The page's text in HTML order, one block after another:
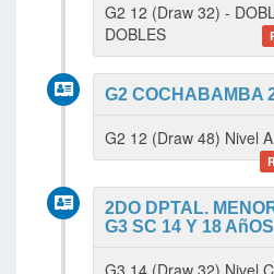
G2 12 (Draw 32) -
DOBLES
G2 COCHABAMBA
G2 12 (Draw 48) Nivel
2DO DPTAL.
G3 SC 14 Y 18 AñOS
G3 14 (Draw 32) Nivel